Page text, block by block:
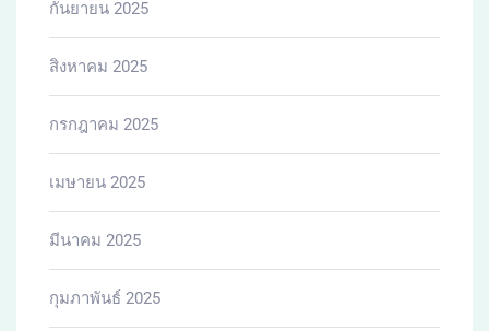
สิงหาคม 2024
เมษายน 2024
ธันวาคม 2023
สิงหาคม 2021
Categories